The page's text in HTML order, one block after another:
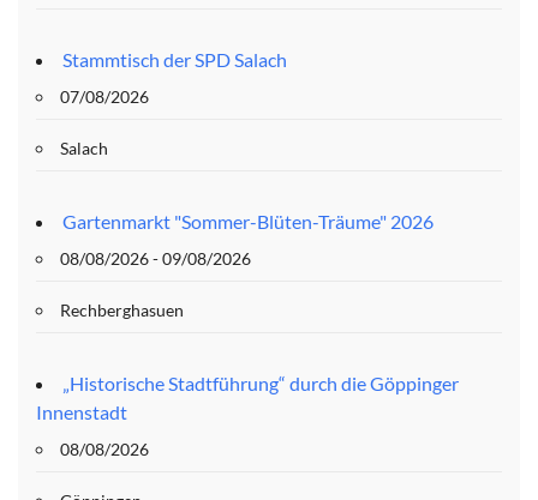
Stammtisch der SPD Salach
07/08/2026
Salach
Gartenmarkt "Sommer-Blüten-Träume" 2026
08/08/2026 - 09/08/2026
Rechberghasuen
„Historische Stadtführung“ durch die Göppinger
Innenstadt
08/08/2026